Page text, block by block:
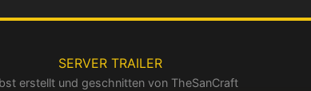
SERVER TRAILER
erstellt und geschnitten von TheSanCraft